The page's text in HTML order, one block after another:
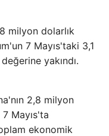
milyon dolarlık
7 Mayıs'taki 3,1
yakındı.
2,8 milyon
Mayıs'ta
ekonomik